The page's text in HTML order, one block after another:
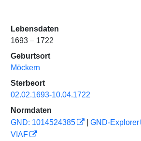
Lebensdaten
1693 – 1722
Geburtsort
Möckern
Sterbeort
02.02.1693-10.04.1722
Normdaten
GND: 1014524385
GND-Explorer
VIAF